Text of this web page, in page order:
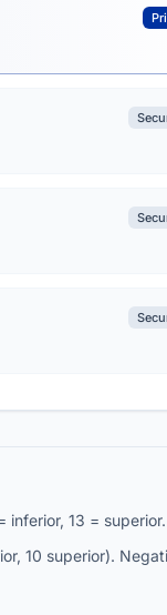
inferior, 13 = superior.
10 superior).